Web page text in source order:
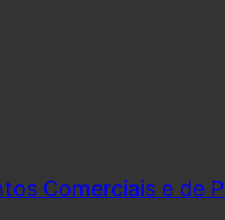
Comerciais e de